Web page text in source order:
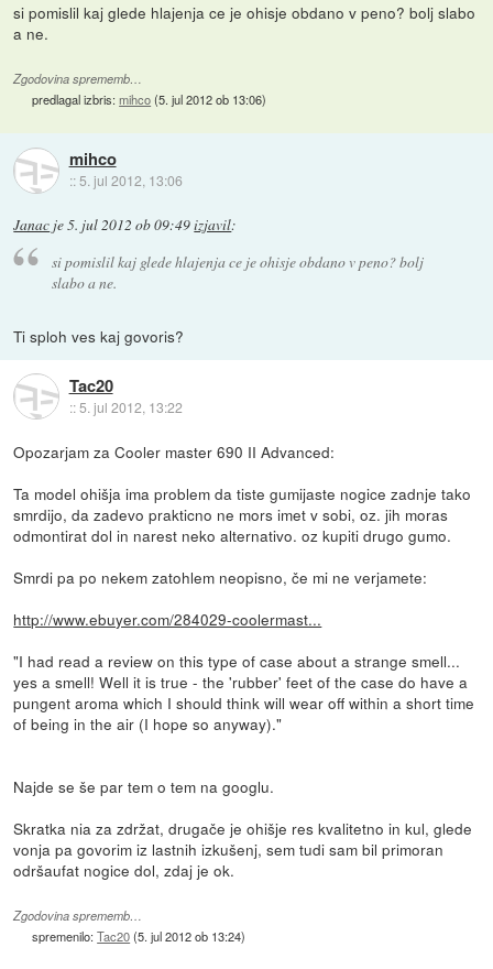
si pomislil kaj glede hlajenja ce je ohisje obdano v peno? bolj slabo
a ne.
Zgodovina sprememb…
predlagal izbris:mihco(5. jul 2012 ob 13:06)
mihco
:: 5. jul 2012, 13:06
Janac je5. jul 2012 ob 09:49izjavil:
si pomislil kaj glede hlajenja ce je ohisje obdano v peno? bolj
slabo a ne.
Ti sploh ves kaj govoris?
Tac20
::5. jul 2012, 13:22
Opozarjam za Cooler master 690 II Advanced:
Ta model ohišja ima problem da tiste gumijaste nogice zadnje tako
smrdijo, da zadevo prakticno ne mors imet v sobi, oz. jih moras
odmontirat dol in narest neko alternativo. oz kupiti drugo gumo.
Smrdi pa po nekem zatohlem neopisno, če mi ne verjamete:
http://www.ebuyer.com/284029-coolermast...
"I had read a review on this type of case about a strange smell...
yes a smell! Well it is true - the 'rubber' feet of the case do have a
pungent aroma which I should think will wear off within a short time
of being in the air (I hope so anyway)."
Najde se še par tem o tem na googlu.
Skratka nia za zdržat, drugače je ohišje res kvalitetno in kul, glede
vonja pa govorim iz lastnih izkušenj, sem tudi sam bil primoran
odršaufat nogice dol, zdaj je ok.
Zgodovina sprememb…
spremenilo:Tac20(5. jul 2012 ob 13:24)